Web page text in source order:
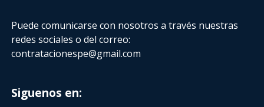
Puede comunicarse con nosotros a través nuestras
redes sociales o del correo:
contratacionespe@gmail.com
Siguenos en: